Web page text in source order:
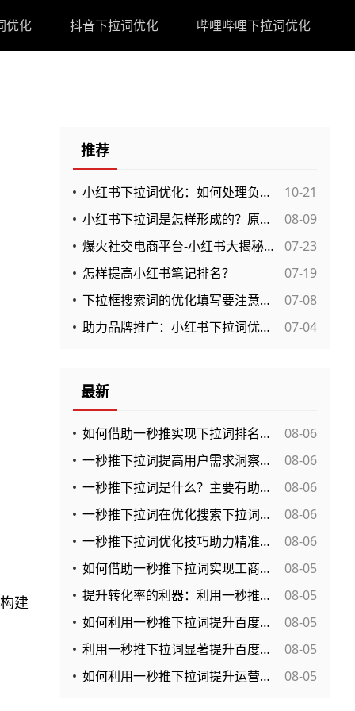
优化 抖音下拉词优化 哔哩哔哩下拉词优化
建
推荐
小红书下拉词优化：如何处理负面不实信息
10-21
小红书下拉词是怎样形成的？原理解析，优化方法有哪些？
08-09
爆火社交电商平台-小红书大揭秘，打造爆款引流方法
07-23
怎样提高小红书笔记排名？
07-19
下拉框搜索词的优化填写要注意什么？
07-08
助力品牌推广：小红书下拉词优化详细介绍
07-04
最新
如何借助一秒推实现下拉词排名优化从而提升网站流量？
08-06
一秒推下拉词提高用户需求洞察力的实用技巧
08-06
一秒推下拉词是什么？主要有助于搜索引擎排名的提升效果？
08-06
一秒推下拉词在优化搜索下拉词中的应用效果与实用分析
08-06
一秒推下拉词优化技巧助力精准流量获取
08-06
如何借助一秒推下拉词实现工商企业的精准市场导入？
08-05
提升转化率的利器：利用一秒推下拉词的实战策略分析
08-05
如何利用一秒推下拉词提升百度下拉推荐的点击率？
08-05
利用一秒推下拉词显著提升百度下拉效果的实用指南
08-05
如何利用一秒推下拉词提升运营效率，降低成本？
08-05